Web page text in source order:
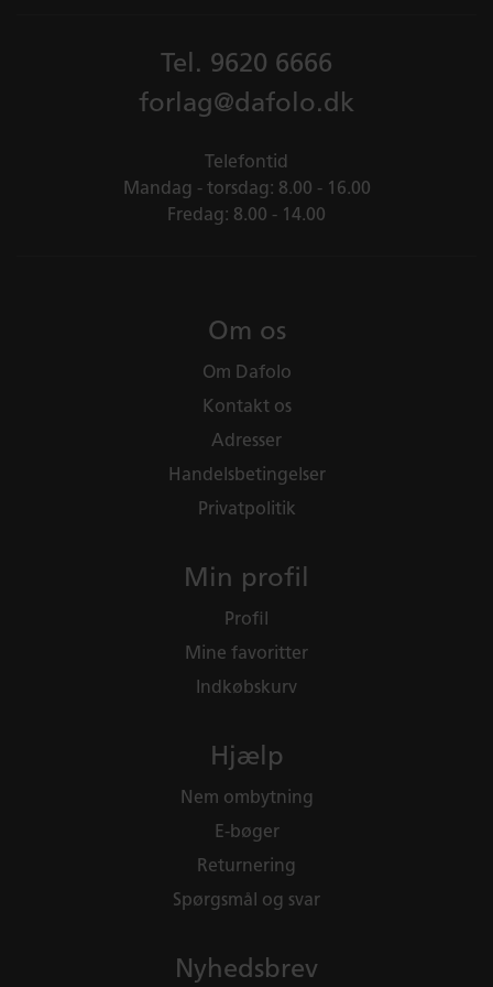
Om os
Om Dafolo
Kontakt os
Adresser
Handelsbetingelser
Privatpolitik
Min profil
Profil
Mine favoritter
Indkøbskurv
Hjælp
Nem ombytning
E-bøger
Returnering
Spørgsmål og svar
Nyhedsbrev
Tel. 9620 6666
forlag@dafolo.dk
Telefontid
Mandag - torsdag: 8.00 - 16.00
Fredag: 8.00 - 14.00